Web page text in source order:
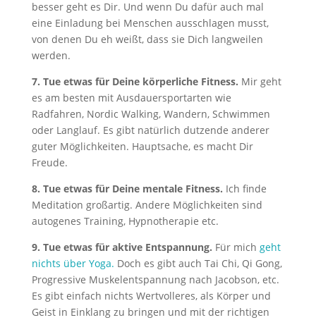
besser geht es Dir. Und wenn Du dafür auch mal
eine Einladung bei Menschen ausschlagen musst,
von denen Du eh weißt, dass sie Dich langweilen
werden.
7. Tue etwas für Deine körperliche Fitness. Mir geht
es am besten mit Ausdauersportarten wie
Radfahren, Nordic Walking, Wandern, Schwimmen
oder Langlauf. Es gibt natürlich dutzende anderer
guter Möglichkeiten. Hauptsache, es macht Dir
Freude.
8. Tue etwas für Deine mentale Fitness. Ich finde
Meditation großartig. Andere Möglichkeiten sind
autogenes Training, Hypnotherapie etc.
9. Tue etwas für aktive Entspannung. Für mich geht
nichts über Yoga. Doch es gibt auch Tai Chi, Qi Gong,
Progressive Muskelentspannung nach Jacobson, etc.
Es gibt einfach nichts Wertvolleres, als Körper und
Geist in Einklang zu bringen und mit der richtigen